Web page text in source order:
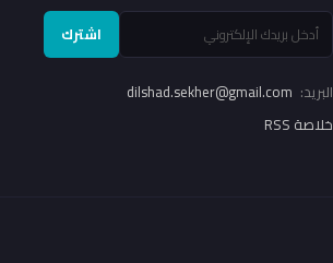
اشترك
البريد:
خلاصة RSS